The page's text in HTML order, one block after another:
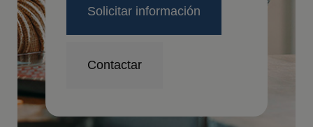
Solicitar información
Contactar